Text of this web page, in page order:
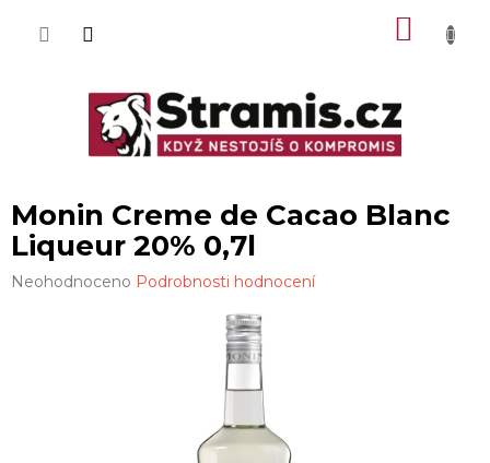
Monin Creme de Cacao Blanc
Liqueur 20% 0,7l
Průměrné
Neohodnoceno Podrobnosti hodnocení